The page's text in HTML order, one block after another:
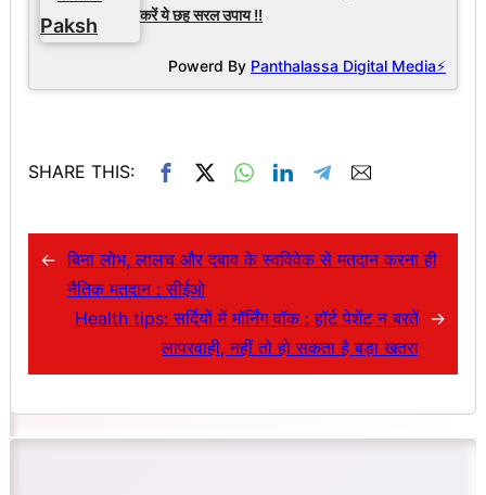
करें ये छह सरल उपाय !!
Powerd By Panthalassa Digital Media⚡
SHARE THIS:
← बिना लोभ, लालच और दबाव के स्वविवेक से मतदान करना ही
नैतिक मतदान : सीईओ
Health tips: सर्दियों में मॉर्निंग वॉक : हॉर्ट पेशेंट न बरतें
लापरवाही, नहीं तो हो सकता है बड़ा खतरा
→